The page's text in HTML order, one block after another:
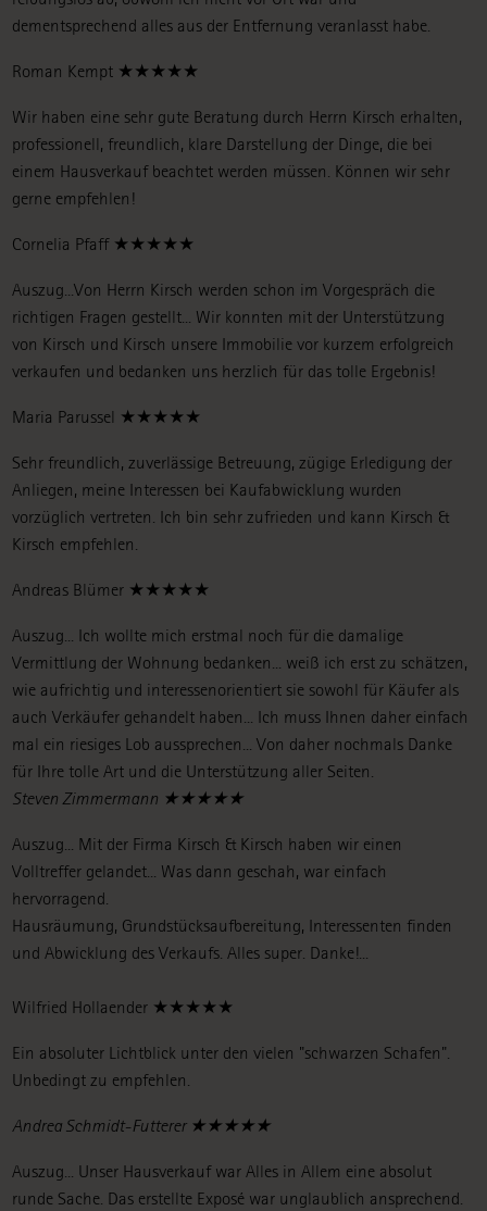
dementsprechend alles aus der Entfernung veranlasst habe.
Roman Kempt ★★★★★
Wir haben eine sehr gute Beratung durch Herrn Kirsch erhalten,
professionell, freundlich, klare Darstellung der Dinge, die bei
einem Hausverkauf beachtet werden müssen. Können wir sehr
gerne empfehlen!
Cornelia Pfaff ★★★★★
Auszug...Von Herrn Kirsch werden schon im Vorgespräch die
richtigen Fragen gestellt... Wir konnten mit der Unterstützung
von Kirsch und Kirsch unsere Immobilie vor kurzem erfolgreich
verkaufen und bedanken uns herzlich für das tolle Ergebnis!
Maria Parussel ★★★★★
Sehr freundlich, zuverlässige Betreuung, zügige Erledigung der
Anliegen, meine Interessen bei Kaufabwicklung wurden
vorzüglich vertreten. Ich bin sehr zufrieden und kann Kirsch &
Kirsch empfehlen.
Andreas Blümer ★★★★★
Auszug... Ich wollte mich erstmal noch für die damalige
Vermittlung der Wohnung bedanken... weiß ich erst zu schätzen,
wie aufrichtig und interessenorientiert sie sowohl für Käufer als
auch Verkäufer gehandelt haben... Ich muss Ihnen daher einfach
mal ein riesiges Lob aussprechen... Von daher nochmals Danke
für Ihre tolle Art und die Unterstützung aller Seiten.
Steven Zimmermann ★★★★★
Auszug... Mit der Firma Kirsch & Kirsch haben wir einen
Volltreffer gelandet... Was dann geschah, war einfach
hervorragend.
Hausräumung, Grundstücksaufbereitung, Interessenten finden
und Abwicklung des Verkaufs. Alles super. Danke!...
Wilfried Hollaender ★★★★★
Ein absoluter Lichtblick unter den vielen "schwarzen Schafen".
Unbedingt zu empfehlen.
Andrea Schmidt-Futterer ★★★★★
Auszug... Unser Hausverkauf war Alles in Allem eine absolut
runde Sache. Das erstellte Exposé war unglaublich ansprechend.